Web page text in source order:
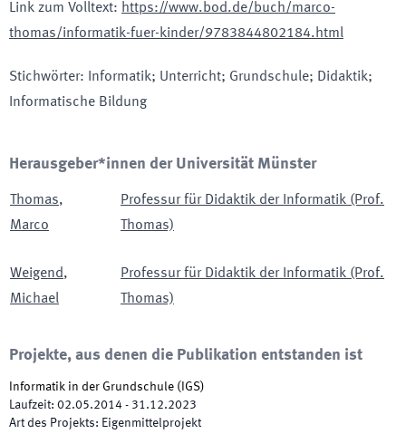
Link zum Volltext: https://www.bod.de/buch/marco-
thomas/informatik-fuer-kinder/9783844802184.html
Stichwörter:
Informatik; Unterricht; Grundschule; Didaktik;
Informatische Bildung
Herausgeber*innen der Universität Münster
Thomas,
Marco
Professur für Didaktik der Informatik (Prof.
Thomas)
Weigend,
Michael
Professur für Didaktik der Informatik (Prof.
Thomas)
Projekte, aus denen die Publikation entstanden ist
Informatik in der Grundschule ( IGS)
Laufzeit: 02.05.2014 - 31.12.2023
Art des Projekts: Eigenmittelprojekt